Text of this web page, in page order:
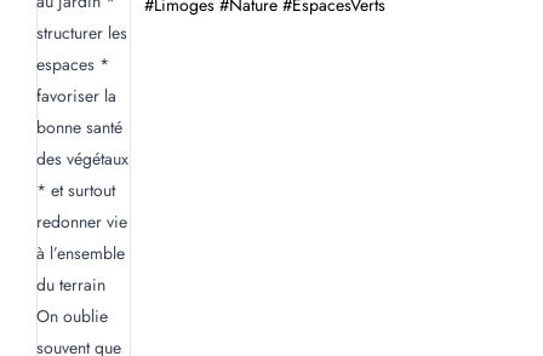
#Limoges #Nature #EspacesVerts